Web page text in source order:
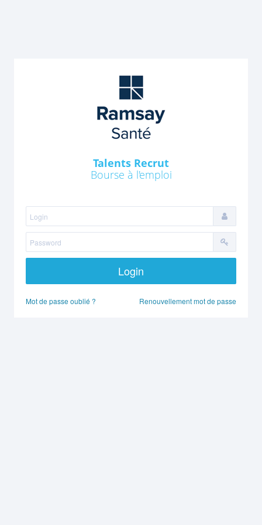
Talents Recrut
Bourse à l'emploi
Login
Mot de passe oublié ? Renouvellement mot de passe